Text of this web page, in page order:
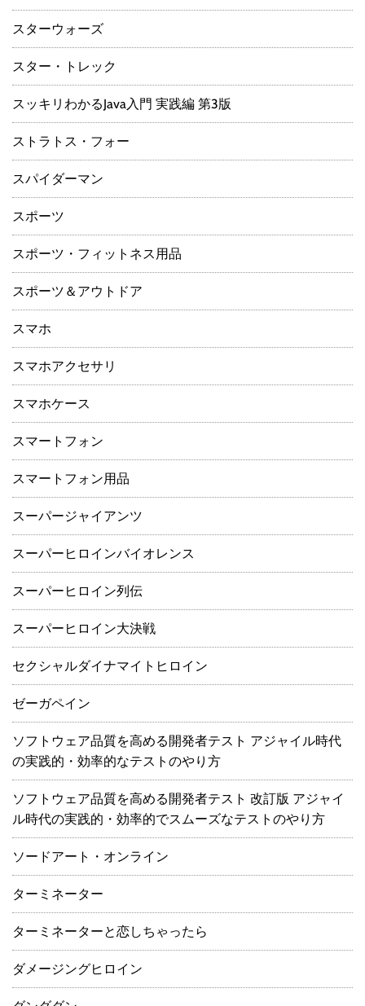
スターウォーズ
スター・トレック
スッキリわかるJava入門 実践編 第3版
ストラトス・フォー
スパイダーマン
スポーツ
スポーツ・フィットネス用品
スポーツ＆アウトドア
スマホ
スマホアクセサリ
スマホケース
スマートフォン
スマートフォン用品
スーパージャイアンツ
スーパーヒロインバイオレンス
スーパーヒロイン列伝
スーパーヒロイン大決戦
セクシャルダイナマイトヒロイン
ゼーガペイン
ソフトウェア品質を高める開発者テスト アジャイル時代
の実践的・効率的なテストのやり方
ソフトウェア品質を高める開発者テスト 改訂版 アジャイ
ル時代の実践的・効率的でスムーズなテストのやり方
ソードアート・オンライン
ターミネーター
ターミネーターと恋しちゃったら
ダメージングヒロイン